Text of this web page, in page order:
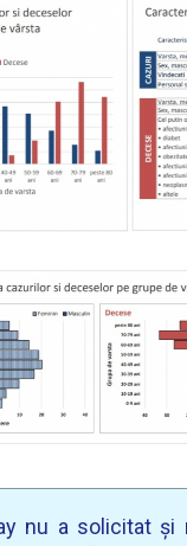
nu a solicitat și